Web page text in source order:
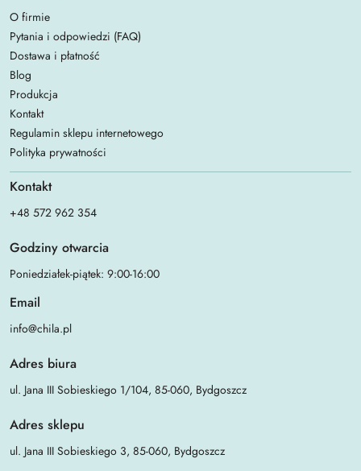
O firmie
Pytania i odpowiedzi (FAQ)
Dostawa i płatność
Blog
Produkcja
Kontakt
Regulamin sklepu internetowego
Polityka prywatności
Kontakt
+48 572 962 354
Godziny otwarcia
Poniedziałek-piątek: 9:00-16:00
Email
info@chila.pl
Adres biura
ul. Jana III Sobieskiego 1/104, 85-060, Bydgoszcz
Adres sklepu
ul. Jana III Sobieskiego 3, 85-060, Bydgoszcz